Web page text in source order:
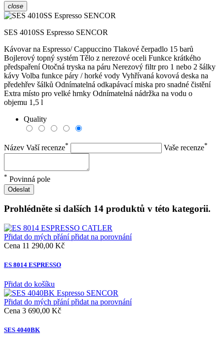
close
SES 4010SS Espresso SENCOR
Kávovar na Espresso/ Cappuccino Tlakové čerpadlo 15 barů
Bojlerový topný systém Tělo z nerezové oceli Funkce krátkého
předspaření Otočná tryska na páru Nerezový filtr pro 1 nebo 2 šálky
kávy Volba funkce páry / horké vody Vyhřívaná kovová deska na
předehřev šálků Odnímatelná odkapávací miska pro snadné čistění
Extra místo pro velké hrnky Odnímatelná nádržka na vodu o
objemu 1,5 l
Quality
Název Vaší recenze* Vaše recenze*
* Povinná pole
Odeslat
Prohlédněte si dalších 14 produktů v této kategorii.
Přidat do mých přání přidat na porovnání
Cena 11 290,00 Kč
ES 8014 ESPRESSO
Přidat do košíku
Přidat do mých přání přidat na porovnání
Cena 3 690,00 Kč
SES 4040BK